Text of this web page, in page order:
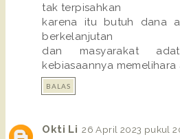
tak terpisahkan
karena itu butuh dana
berkelanjutan
dan masyarakat
kebiasaannya memelihara
BALAS
Okti Li 26 April 2023 pukul